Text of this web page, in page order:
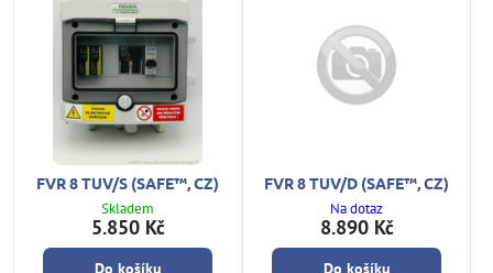
FVR 8 TUV/S (SAFE™, CZ)
Skladem
5.850 Kč
Do košíku
FVR 8 TUV/D (SAFE™, CZ)
Na dotaz
8.890 Kč
Do košíku